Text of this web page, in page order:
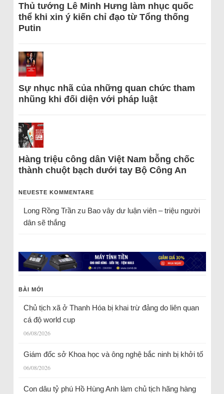
Thủ tướng Lê Minh Hưng làm nhục quốc
thể khi xin ý kiến chỉ đạo từ Tổng thống
Putin
Sự nhục nhã của những quan chức tham
nhũng khi đối diện với pháp luật
Hàng triệu công dân Việt Nam bỗng chốc
thành chuột bạch dưới tay Bộ Công An
NEUESTE KOMMENTARE
Long Rồng Trầnzu Bao vây dư luận viên – triệu người
dân sẽ thắng
BÀI MỚI
Chủ tịch xã ở Thanh Hóa bị khai trừ đảng do liên quan
cá độ world cup
06/08/2026
Giám đốc sở Khoa học và ông nghệ bắc ninh bị khởi tố
06/08/2026
Con dâu tỷ phú Hồ Hùng Anh làm chủ tịch hãng hàng